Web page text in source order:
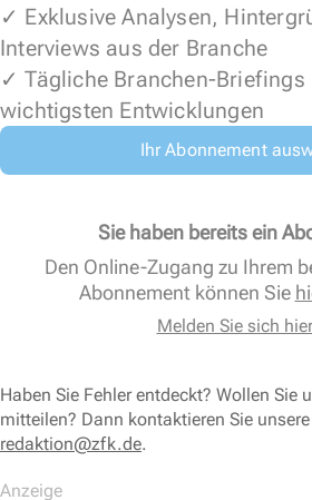
✓ Exklusive Analysen,
Interviews aus der Branche
✓ Tägliche Branchen-Briefings
wichtigsten Entwicklungen
Ihr Abonnement
Sie haben bereits ein
Den Online-Zugang zu Ihrem
Abonnement können Sie
Melden Sie sich
Haben Sie Fehler entdeckt? Wollen Sie
mitteilen? Dann kontaktieren Sie
redaktion@zfk.de.